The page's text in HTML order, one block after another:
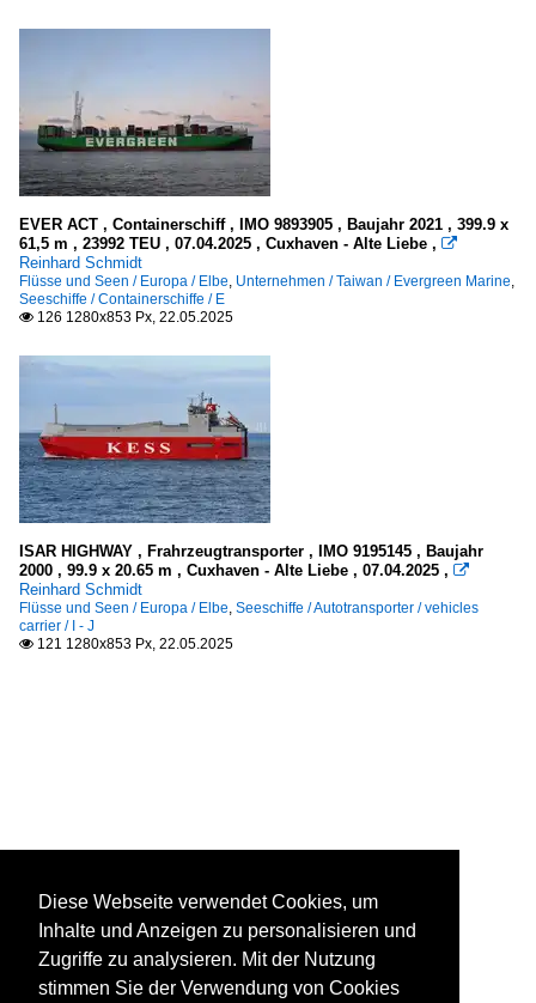
EVER ACT , Containerschiff , IMO 9893905 , Baujahr 2021 , 399.9 x
61,5 m , 23992 TEU , 07.04.2025 , Cuxhaven - Alte Liebe , 
Reinhard Schmidt
Flüsse und Seen / Europa / Elbe, Unternehmen / Taiwan / Evergreen Marine,
Seeschiffe / Containerschiffe / E
 126 1280x853 Px, 22.05.2025
ISAR HIGHWAY , Frahrzeugtransporter , IMO 9195145 , Baujahr
2000 , 99.9 x 20.65 m , Cuxhaven - Alte Liebe , 07.04.2025 , 
Reinhard Schmidt
Flüsse und Seen / Europa / Elbe, Seeschiffe / Autotransporter / vehicles
carrier / I - J
 121 1280x853 Px, 22.05.2025
Diese Webseite verwendet Cookies, um
Inhalte und Anzeigen zu personalisieren und
Zugriffe zu analysieren. Mit der Nutzung
stimmen Sie der Verwendung von Cookies